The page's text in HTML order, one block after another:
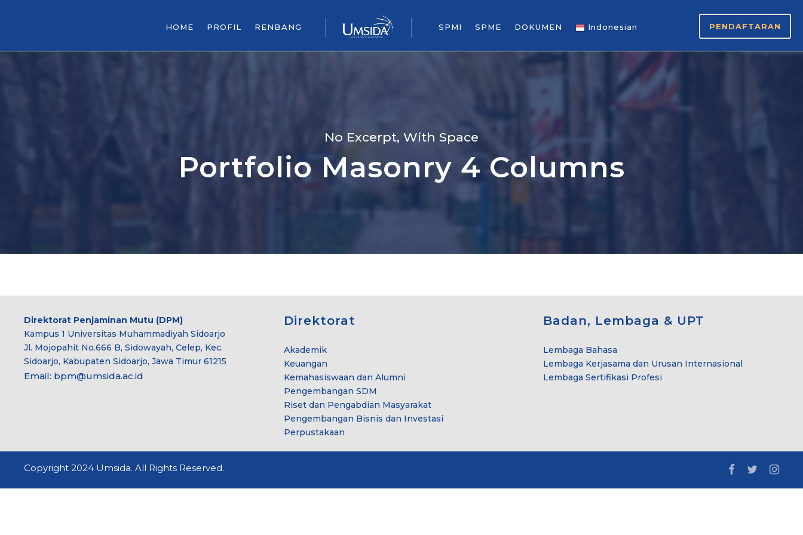
HOME PROFIL RENBANG SPMI SPME DOKUMEN Indonesian PENDAFTARAN
No Excerpt, With Space
Portfolio Masonry 4 Columns
Direktorat Penjaminan Mutu (DPM)
Kampus 1 Universitas Muhammadiyah Sidoarjo
Jl. Mojopahit No.666 B, Sidowayah, Celep, Kec.
Sidoarjo, Kabupaten Sidoarjo, Jawa Timur 61215
Email: bpm@umsida.ac.id
Direktorat
Akademik
Keuangan
Kemahasiswaan dan Alumni
Pengembangan SDM
Riset dan Pengabdian Masyarakat
Pengembangan Bisnis dan Investasi
Perpustakaan
Badan, Lembaga & UPT
Lembaga Bahasa
Lembaga Kerjasama dan Urusan Internasional
Lembaga Sertifikasi Profesi
Copyright 2024 Umsida. All Rights Reserved.